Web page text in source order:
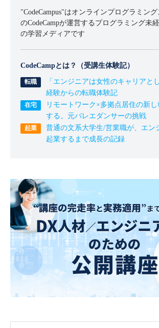
"CodeCampus"はオンラインプログラミン
のCodeCampが運営するプログラミング未
の学習メディアです
CodeCampとは？（受講生体験記）
「エンジニアは女性のキャリアと
経験からの転職体験記
リモートワーク×多拠点居住の新
する。元バレエダンサーの挑戦
普通の文系大学生/営業職が、エン
起業するまで成長の記録